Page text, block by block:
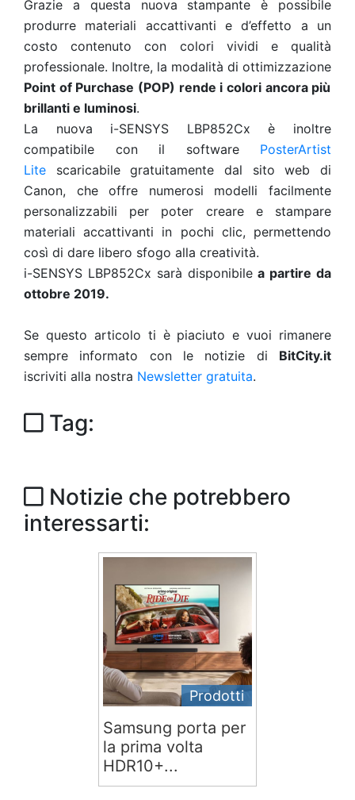
Grazie a questa nuova stampante è possibile
produrre materiali accattivanti e d’effetto a un
costo contenuto con colori vividi e qualità
professionale. Inoltre, la modalità di ottimizzazione
Point of Purchase (POP) rende i colori ancora più
brillanti e luminosi.
La nuova i-SENSYS LBP852Cx è inoltre
compatibile con il software
PosterArtist
Lite
scaricabile gratuitamente dal sito web di
Canon, che offre numerosi modelli facilmente
personalizzabili per poter creare e stampare
materiali accattivanti in pochi clic, permettendo
così di dare libero sfogo alla creatività.
i-SENSYS LBP852Cx sarà disponibilea partire da
ottobre 2019.
Se questo articolo ti è piaciuto e vuoi rimanere
sempre informato con le notizie di BitCity.it
iscriviti alla nostra Newsletter gratuita.
Tag:
Notizie che potrebbero
interessarti:
Prodotti
Samsung porta per
la prima volta
HDR10+...